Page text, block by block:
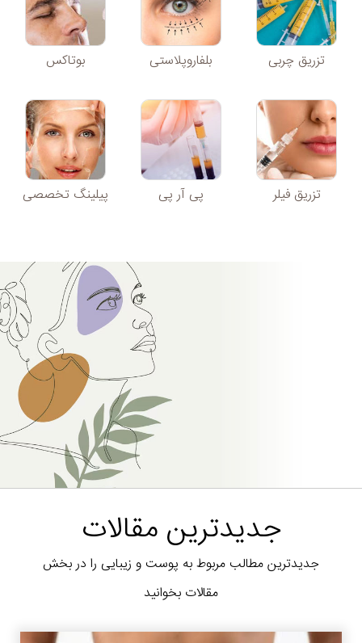
تزریق چربی بلفاروپلاستی بوتاکس
تزریق فیلر پی آر پی پیلینگ تخصصی
جدیدترین مقالات
جدیدترین مطالب مربوط به پوست و زیبایی را در بخش
مقالات بخوانید